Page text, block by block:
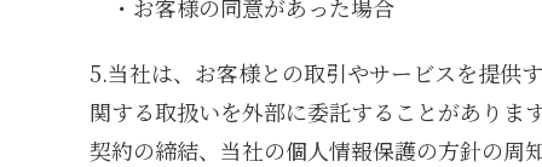
・お客様の同意があった場合
5.当社は、お客様との取引やサービスを提供
関する取扱いを外部に委託することがありま
契約の締結、当社の個人情報保護の方針の周